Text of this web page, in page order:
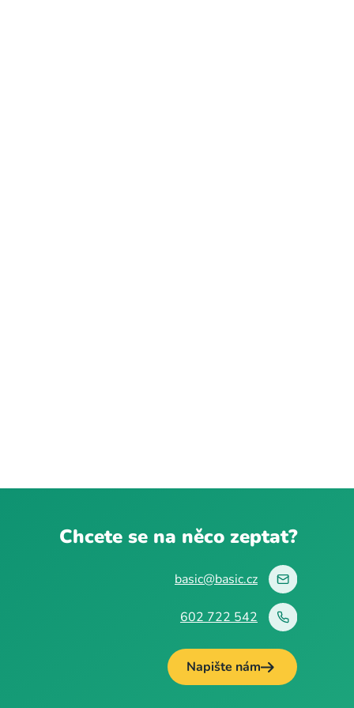
Chcete se na něco zeptat?
basic@basic.cz
602 722 542
Napište nám